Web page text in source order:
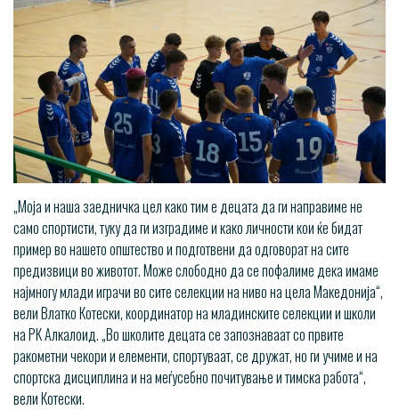
„Моја и наша заедничка цел како тим е децата да ги направиме не
само спортисти, туку да ги изградиме и како личности кои ќе бидат
пример во нашето општество и подготвени да одговорат на сите
предизвици во животот. Може слободно да се пофалиме дека имаме
најмногу млади играчи во сите селекции на ниво на цела Македонија“,
вели Влатко Котески, координатор на младинските селекции и школи
на РК Алкалоид. „Во школите децата се запознаваат со првите
ракометни чекори и елементи, спортуваат, се дружат, но ги учиме и на
спортска дисциплина и на меѓусебно почитување и тимска работa“,
вели Котески.